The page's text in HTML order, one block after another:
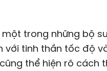
một trong những bộ
với tinh thần tốc độ
thể hiện rõ cách